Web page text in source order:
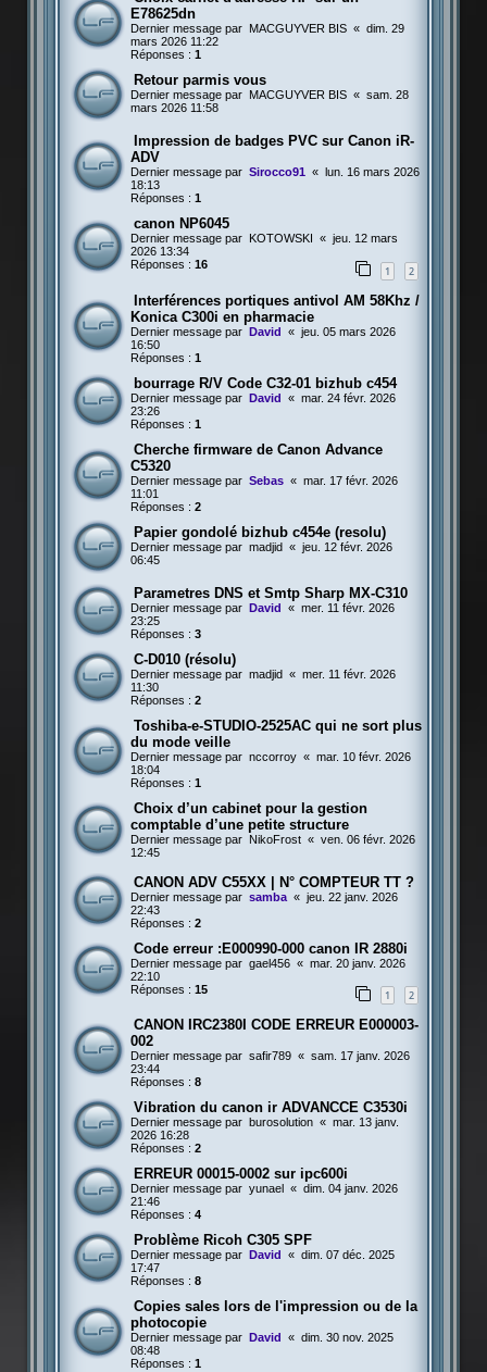
E78625dn
Dernier message par MACGUYVER BIS « dim. 29
mars 2026 11:22
Réponses : 1
Retour parmis vous
Dernier message par MACGUYVER BIS « sam. 28
mars 2026 11:58
Impression de badges PVC sur Canon iR-
ADV
Dernier message par Sirocco91 « lun. 16 mars 2026
18:13
Réponses : 1
canon NP6045
Dernier message par KOTOWSKI « jeu. 12 mars
2026 13:34
Réponses : 16 1 2
Interférences portiques antivol AM 58Khz /
Konica C300i en pharmacie
Dernier message par David « jeu. 05 mars 2026
16:50
Réponses : 1
bourrage R/V Code C32-01 bizhub c454
Dernier message par David « mar. 24 févr. 2026
23:26
Réponses : 1
Cherche firmware de Canon Advance
C5320
Dernier message par Sebas « mar. 17 févr. 2026
11:01
Réponses : 2
Papier gondolé bizhub c454e (resolu)
Dernier message par madjid « jeu. 12 févr. 2026
06:45
Parametres DNS et Smtp Sharp MX-C310
Dernier message par David « mer. 11 févr. 2026
23:25
Réponses : 3
C-D010 (résolu)
Dernier message par madjid « mer. 11 févr. 2026
11:30
Réponses : 2
Toshiba-e-STUDIO-2525AC qui ne sort plus
du mode veille
Dernier message par nccorroy « mar. 10 févr. 2026
18:04
Réponses : 1
Choix d’un cabinet pour la gestion
comptable d’une petite structure
Dernier message par NikoFrost « ven. 06 févr. 2026
12:45
CANON ADV C55XX | N° COMPTEUR TT ?
Dernier message par samba « jeu. 22 janv. 2026
22:43
Réponses : 2
Code erreur :E000990-000 canon IR 2880i
Dernier message par gael456 « mar. 20 janv. 2026
22:10
Réponses : 15 1 2
CANON IRC2380I CODE ERREUR E000003-
002
Dernier message par safir789 « sam. 17 janv. 2026
23:44
Réponses : 8
Vibration du canon ir ADVANCCE C3530i
Dernier message par burosolution « mar. 13 janv.
2026 16:28
Réponses : 2
ERREUR 00015-0002 sur ipc600i
Dernier message par yunael « dim. 04 janv. 2026
21:46
Réponses : 4
Problème Ricoh C305 SPF
Dernier message par David « dim. 07 déc. 2025
17:47
Réponses : 8
Copies sales lors de l'impression ou de la
photocopie
Dernier message par David « dim. 30 nov. 2025
08:48
Réponses : 1